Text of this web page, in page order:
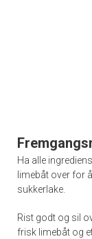
Ha alle
limebåt over for
sukkerlake.
Rist godt og sil
frisk limebåt og